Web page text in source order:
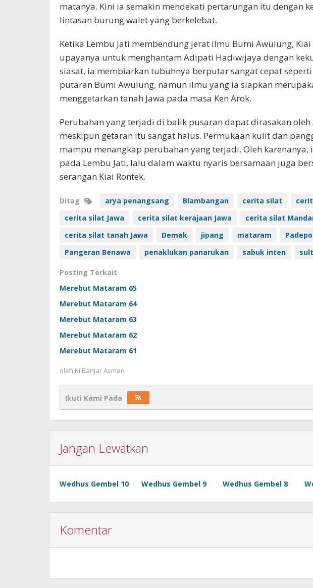
matanya. Kini ia semakin mendekati pertarungan itu dengan
lintasan burung walet yang berkelebat.
Ketika Lembu Jati membendung jerat ilmu Bumi Awulung,
upayanya untuk menghantam Adipati Hadiwijaya dengan
siasat, ia membiarkan tubuhnya berputar sangat cepat
putaran Bumi Awulung, namun ilmu yang ia siapkan
menggetarkan tanah Jawa pada masa Ken Arok.
Perubahan yang terjadi di balik pusaran dapat dirasakan
meskipun getaran itu sangat halus. Permukaan kulit dan
mampu menangkap perubahan yang terjadi. Oleh karenanya,
pada Lembu Jati, lalu dalam waktu nyaris bersamaan juga
serangan Kiai Rontek.
Ditag arya penangsang Blambangan cerita silat
cerita silat Jawa
cerita silat kerajaan Jawa cerita silat
cerita silat tanah Jawa
Demak jipang mataram
Pangeran Benawa
penaklukan panarukan sabuk inten
Posting Terkait
Merebut Mataram 65
Merebut Mataram 64
Merebut Mataram 63
Merebut Mataram 62
Merebut Mataram 61
oleh Ki Banjar Asman
Ikuti Kami Pada
Jangan Lewatkan
Wedhus Gembel 10 Wedhus Gembel 9 Wedhus Gembel 8
Komentar